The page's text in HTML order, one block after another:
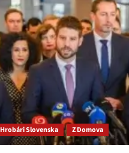
Hrobári Slovenska Z Domova